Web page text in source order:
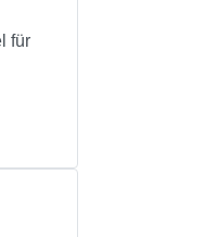
für